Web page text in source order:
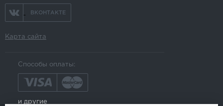
ВКОНТАКТЕ
Карта сайта
Способы оплаты:
и другие